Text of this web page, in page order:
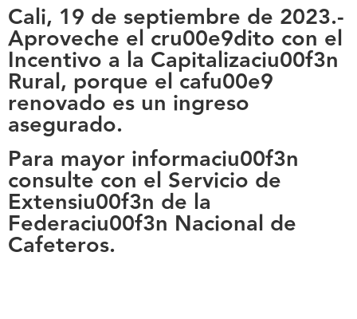
Cali, 19 de septiembre de 2023.-
Aproveche el cru00e9dito con el
Incentivo a la Capitalizaciu00f3n
Rural, porque el cafu00e9
renovado es un ingreso
asegurado.
Para mayor informaciu00f3n
consulte con el Servicio de
Extensiu00f3n de la
Federaciu00f3n Nacional de
Cafeteros.